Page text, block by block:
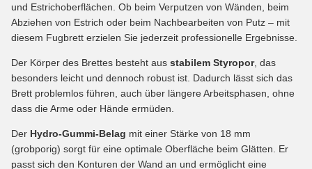
und Estrichoberflächen. Ob beim Verputzen von Wänden, beim
Abziehen von Estrich oder beim Nachbearbeiten von Putz – mit
diesem Fugbrett erzielen Sie jederzeit professionelle Ergebnisse.
Der Körper des Brettes besteht aus stabilem Styropor, das
besonders leicht und dennoch robust ist. Dadurch lässt sich das
Brett problemlos führen, auch über längere Arbeitsphasen, ohne
dass die Arme oder Hände ermüden.
Der Hydro-Gummi-Belag mit einer Stärke von 18 mm
(grobporig) sorgt für eine optimale Oberfläche beim Glätten. Er
passt sich den Konturen der Wand an und ermöglicht eine